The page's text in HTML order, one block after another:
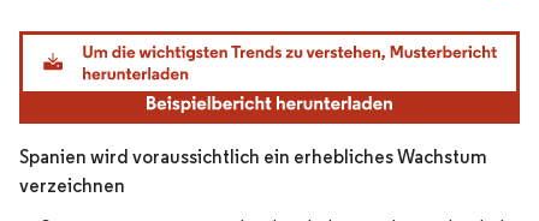
Bild © Mordor Intelligence. Wiederverwendung erfordert Namensnennung gemäß
Spanien wird voraussichtlich ein erhebliches Wachstum
verzeichnen